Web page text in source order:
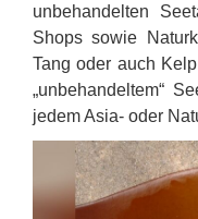
unbehandelten
Shops sowie
Tang oder auch
„unbehandeltem“
jedem Asia- oder